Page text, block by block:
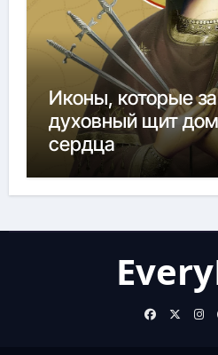
Иконы, которые
духовный щит
сердца